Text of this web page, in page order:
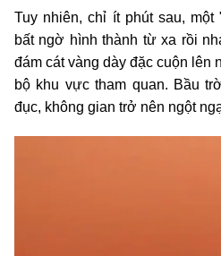
Tuy nhiên, chỉ ít phút sau,
bất ngờ hình thành từ xa rồi
đám cát vàng dày đặc cuộn lên
bộ khu vực tham quan. Bầu
đục, không gian trở nên ngột